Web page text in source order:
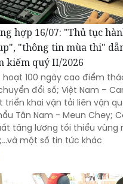
hợp 16/07: "Thủ tục
"thông tin mùa thi"
kiếm quý II/2026
hoạt 100 ngày cao điểm
đổi số; Việt Nam –
triển khai vận tải liên vận
Tân Nam - Meun Chey;
tăng lương tối thiểu vùng
một số tin tức khác